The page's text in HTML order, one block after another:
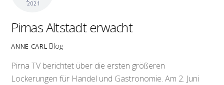
2021
Pirnas Altstadt erwacht
ANNE CARL Blog
Pirna TV berichtet über die ersten größeren
Lockerungen für Handel und Gastronomie. Am 2. Juni